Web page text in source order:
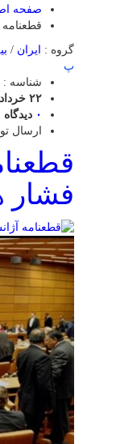
صفحه
گروه :
ایران /
پ
شناسه :
۲۲ خرداد ۱۴۰۴ - ۱۲:۵۳
۰ دیدگاه
ارسال
فشار